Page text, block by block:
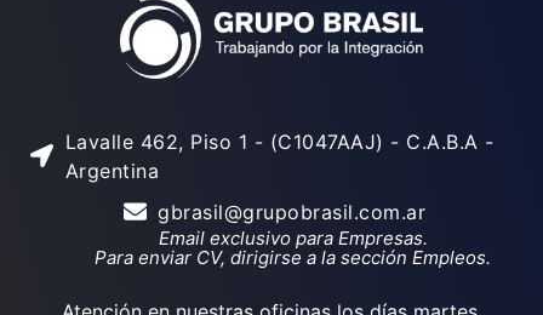
Lavalle 462, Piso 1 - (C1047AAJ) - C.A.B.A -
Argentina
gbrasil@grupobrasil.com.ar
Email exclusivo para Empresas.
Para enviar CV, dirigirse a la sección Empleos.